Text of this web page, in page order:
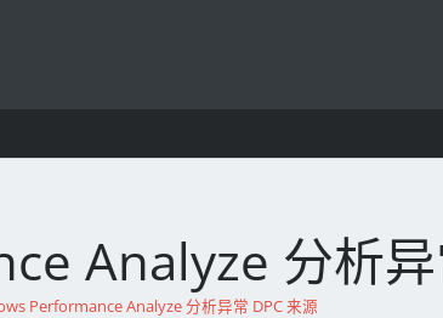
Analyze 分析异
Performance Analyze 分析异常 DPC 来源